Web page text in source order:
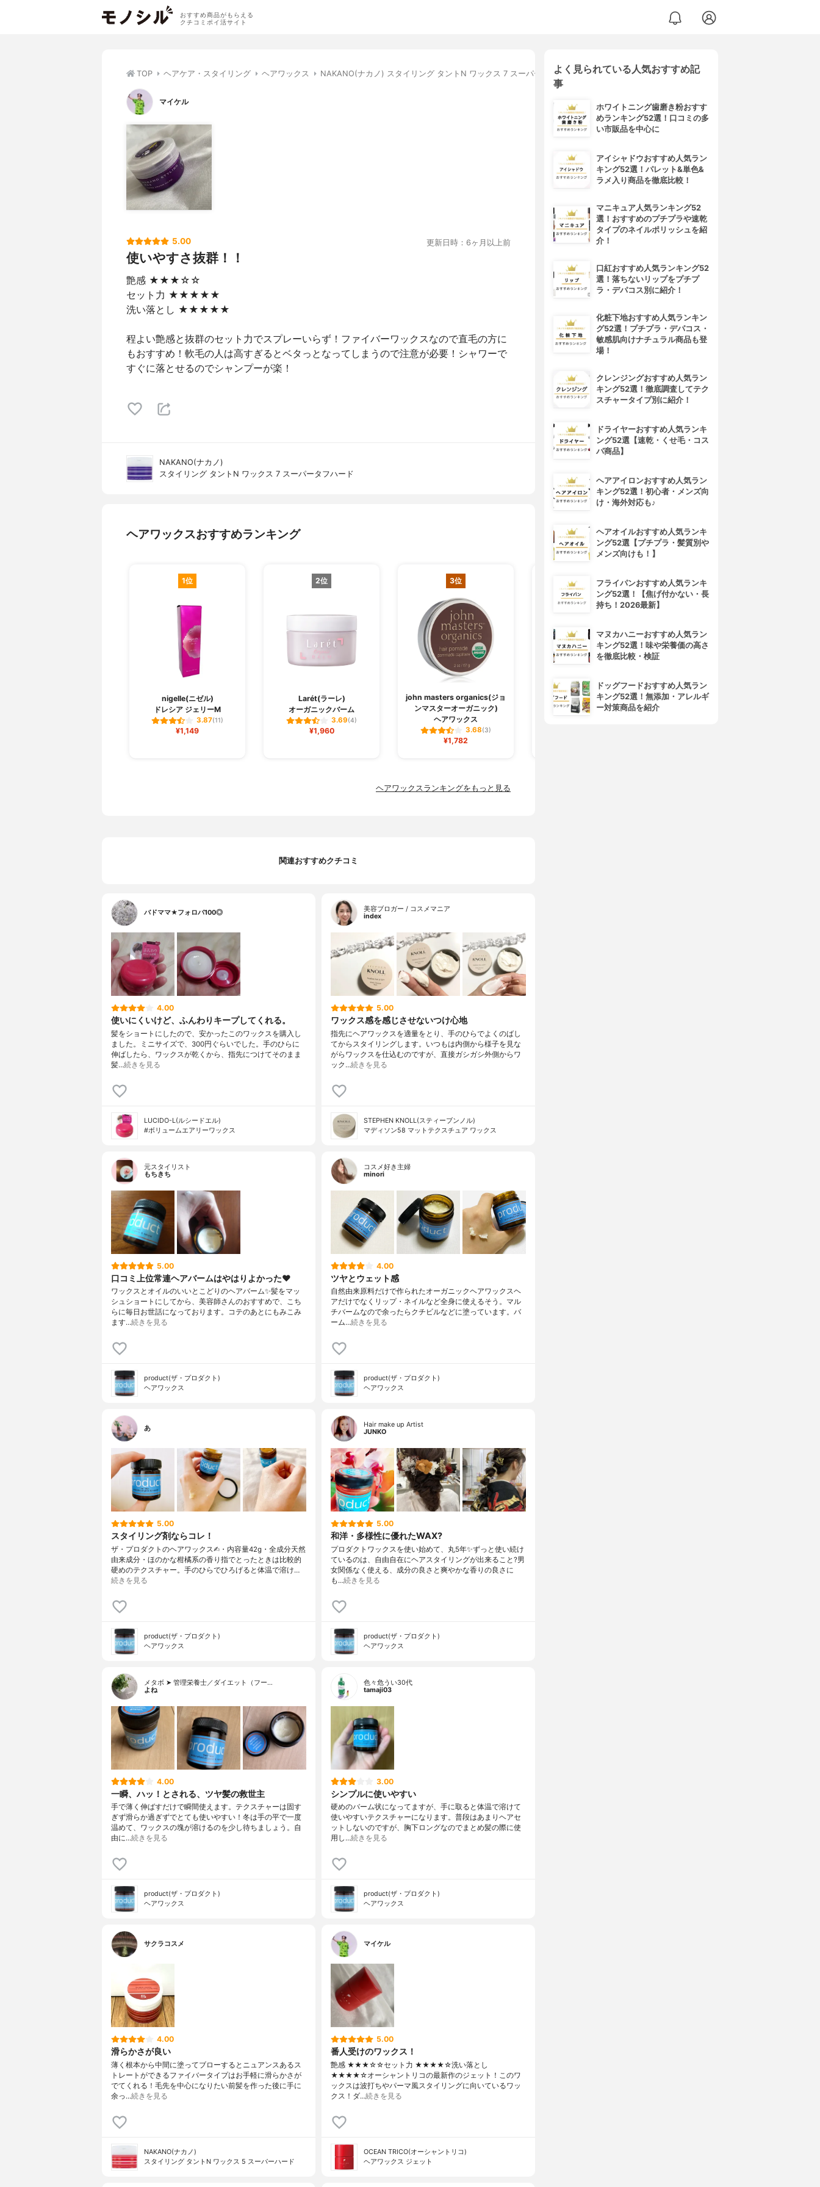
おすすめ商品がもらえる
クチコミポイ活サイト
TOP ヘアケア・スタイリング ヘアワックス NAKANO(ナカノ) スタイリング タントN ワックス 7 スーパータフハード
マイケル
5.00 更新日時：6ヶ月以上前
使いやすさ抜群！！
艶感 ★★★☆☆
セット力 ★★★★★
洗い落とし ★★★★★
程よい艶感と抜群のセット力でスプレーいらず！ファイバーワックスなので直毛の方に
もおすすめ！軟毛の人は高すぎるとベタっとなってしまうので注意が必要！シャワーで
すぐに落とせるのでシャンプーが楽！
NAKANO(ナカノ)
スタイリング タントN ワックス 7 スーパータフハード
ヘアワックスおすすめランキング
1位
nigelle(ニゼル)
ドレシア ジェリーM
3.87(11)
¥1,149
2位
Larét(ラーレ)
オーガニックバーム
3.69(4)
¥1,960
3位
john masters organics(ジョ
ンマスターオーガニック)
ヘアワックス
3.68(3)
¥1,782
ALLNA ORGANIC(オルナ オー
ガニック)
H.W.G.(ハウジー)
ヘアワックスランキングをもっと見る
関連おすすめクチコミ
バドママ★フォロバ100◎
4.00
使いにくいけど、ふんわりキープしてくれる。
髪をショートにしたので、安かったこのワックスを購入し
ました。ミニサイズで、300円ぐらいでした。手のひらに
伸ばしたら、ワックスが乾くから、指先につけてそのまま
髪…続きを見る
LUCIDO-L(ルシードエル)
#ボリュームエアリーワックス
美容ブロガー / コスメマニア
index
5.00
ワックス感を感じさせないつけ心地
指先にヘアワックスを適量をとり、手のひらでよくのばし
てからスタイリングします。いつもは内側から様子を見な
がらワックスを仕込むのですが、直接ガシガシ外側からワ
ック…続きを見る
STEPHEN KNOLL(スティーブンノル)
マディソン58 マットテクスチュア ワックス
元スタイリスト
もちきち
5.00
口コミ上位常連ヘアバームはやはりよかった❤️
ワックスとオイルのいいとこどりのヘアバーム✨髪をマッ
シュショートにしてから、美容師さんのおすすめで、こち
らに毎日お世話になっております。コテのあとにもみこみ
ます…続きを見る
product(ザ・プロダクト)
ヘアワックス
コスメ好き主婦
minori
4.00
ツヤとウェット感
自然由来原料だけで作られたオーガニックヘアワックスヘ
アだけでなくリップ・ネイルなど全身に使えるそう。マル
チバームなので余ったらクチビルなどに塗っています。バ
ーム…続きを見る
product(ザ・プロダクト)
ヘアワックス
あ
5.00
スタイリング剤ならコレ！
ザ・プロダクトのヘアワックス✍︎・内容量42g・全成分天然
由来成分・ほのかな柑橘系の香り指でとったときは比較的
硬めのテクスチャー。手のひらでひろげると体温で溶け…
続きを見る
product(ザ・プロダクト)
ヘアワックス
Hair make up Artist
JUNKO
5.00
和洋・多様性に優れたWAX?
プロダクトワックスを使い始めて、丸5年✨ずっと使い続け
ているのは、自由自在にヘアスタイリングが出来ること?男
女関係なく使える、成分の良さと爽やかな香りの良さに
も…続きを見る
product(ザ・プロダクト)
ヘアワックス
メタボ ➤ 管理栄養士／ダイエット（フー…
よね
4.00
一瞬、ハッ！とされる、ツヤ髪の救世主
手で薄く伸ばすだけで瞬間使えます。テクスチャーは固す
ぎず滑らか過ぎずでとても使いやすい！冬は手の平で一度
温めて、ワックスの塊が溶けるのを少し待ちましょう。自
由に…続きを見る
product(ザ・プロダクト)
ヘアワックス
色々危うい30代
tamaji03
3.00
シンプルに使いやすい
硬めのバーム状になってますが、手に取ると体温で溶けて
使いやすいテクスチャーになります。普段はあまりヘアセ
ットしないのですが、胸下ロングなのでまとめ髪の際に使
用し…続きを見る
product(ザ・プロダクト)
ヘアワックス
サクラコスメ
4.00
滑らかさが良い
薄く根本から中間に塗ってブローするとニュアンスあるス
トレートができるファイバータイプはお手軽に滑らかさが
でてくれる！毛先を中心になりたい前髪を作った後に手に
余っ…続きを見る
NAKANO(ナカノ)
スタイリング タントN ワックス 5 スーパーハード
マイケル
5.00
番人受けのワックス！
艶感 ★★★☆☆セット力 ★★★★☆洗い落とし
★★★★☆オーシャントリコの最新作のジェット！このワ
ックスは波打ちやパーマ風スタイリングに向いているワッ
クス！ダ…続きを見る
OCEAN TRICO(オーシャントリコ)
ヘアワックス ジェット
よく見られている人気おすすめ記
事
ホワイトニング歯磨き粉おすす
めランキング52選！口コミの多
い市販品を中心に
アイシャドウおすすめ人気ラン
キング52選！パレット&単色&
ラメ入り商品を徹底比較！
マニキュア人気ランキング52
選！おすすめのプチプラや速乾
タイプのネイルポリッシュを紹
介！
口紅おすすめ人気ランキング52
選！落ちないリップをプチプ
ラ・デパコス別に紹介！
化粧下地おすすめ人気ランキン
グ52選！プチプラ・デパコス・
敏感肌向けナチュラル商品も登
場！
クレンジングおすすめ人気ラン
キング52選！徹底調査してテク
スチャータイプ別に紹介！
ドライヤーおすすめ人気ランキ
ング52選【速乾・くせ毛・コス
パ商品】
ヘアアイロンおすすめ人気ラン
キング52選！初心者・メンズ向
け・海外対応も♪
ヘアオイルおすすめ人気ランキ
ング52選【プチプラ・髪質別や
メンズ向けも！】
フライパンおすすめ人気ランキ
ング52選！【焦げ付かない・長
持ち！2026最新】
マヌカハニーおすすめ人気ラン
キング52選！味や栄養価の高さ
を徹底比較・検証
ドッグフードおすすめ人気ラン
キング52選！無添加・アレルギ
ー対策商品を紹介